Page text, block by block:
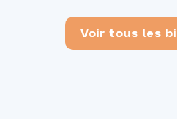
séjour lumineux, de
salle de bains, d’un
Voir tous les